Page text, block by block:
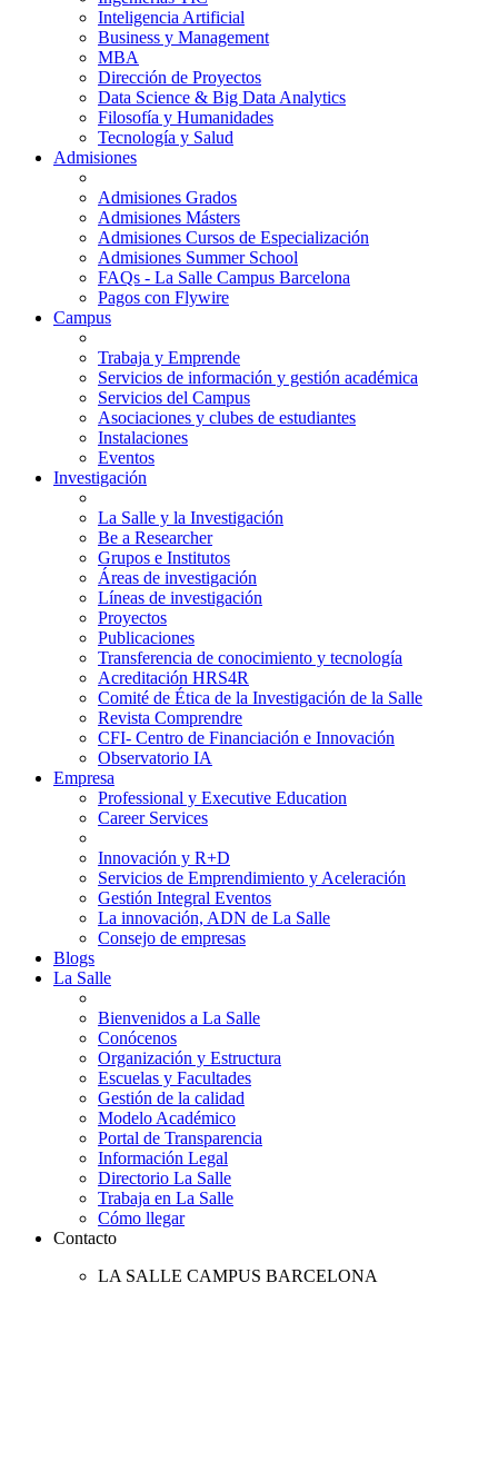
Inteligencia Artificial
Business y Management
MBA
Dirección de Proyectos
Data Science & Big Data Analytics
Filosofía y Humanidades
Tecnología y Salud
Admisiones
Admisiones Grados
Admisiones Másters
Admisiones Cursos de Especialización
Admisiones Summer School
FAQs - La Salle Campus Barcelona
Pagos con Flywire
Campus
Trabaja y Emprende
Servicios de información y gestión académica
Servicios del Campus
Asociaciones y clubes de estudiantes
Instalaciones
Eventos
Investigación
La Salle y la Investigación
Be a Researcher
Grupos e Institutos
Áreas de investigación
Líneas de investigación
Proyectos
Publicaciones
Transferencia de conocimiento y tecnología
Acreditación HRS4R
Comité de Ética de la Investigación de la Salle
Revista Comprendre
CFI- Centro de Financiación e Innovación
Observatorio IA
Empresa
Professional y Executive Education
Career Services
Innovación y R+D
Servicios de Emprendimiento y Aceleración
Gestión Integral Eventos
La innovación, ADN de La Salle
Consejo de empresas
Blogs
La Salle
Bienvenidos a La Salle
Conócenos
Organización y Estructura
Escuelas y Facultades
Gestión de la calidad
Modelo Académico
Portal de Transparencia
Información Legal
Directorio La Salle
Trabaja en La Salle
Cómo llegar
Contacto
LA SALLE CAMPUS BARCELONA